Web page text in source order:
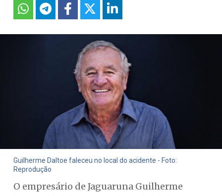
Guilherme Daltoe faleceu no local do acidente - Foto:
Reprodução
O empresário de Jaguaruna Guilherme